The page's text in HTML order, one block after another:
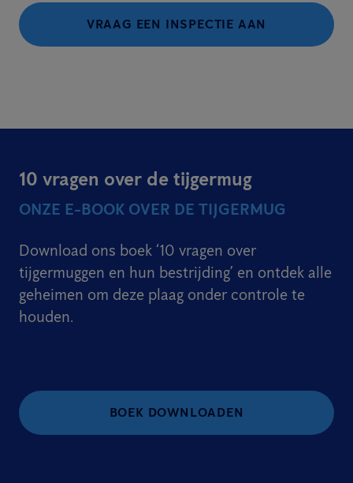
VRAAG EEN INSPECTIE AAN
10 vragen over de tijgermug
ONZE E-BOOK OVER DE TIJGERMUG
Download ons boek ‘10 vragen over
tijgermuggen en hun bestrijding’ en ontdek alle
geheimen om deze plaag onder controle te
houden.
BOEK DOWNLOADEN